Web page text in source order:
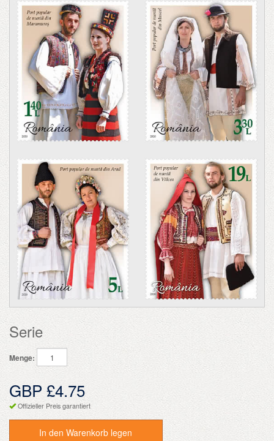
Serie
Menge:
GBP £4.75
Offizieller Preis garantiert
In den Warenkorb legen